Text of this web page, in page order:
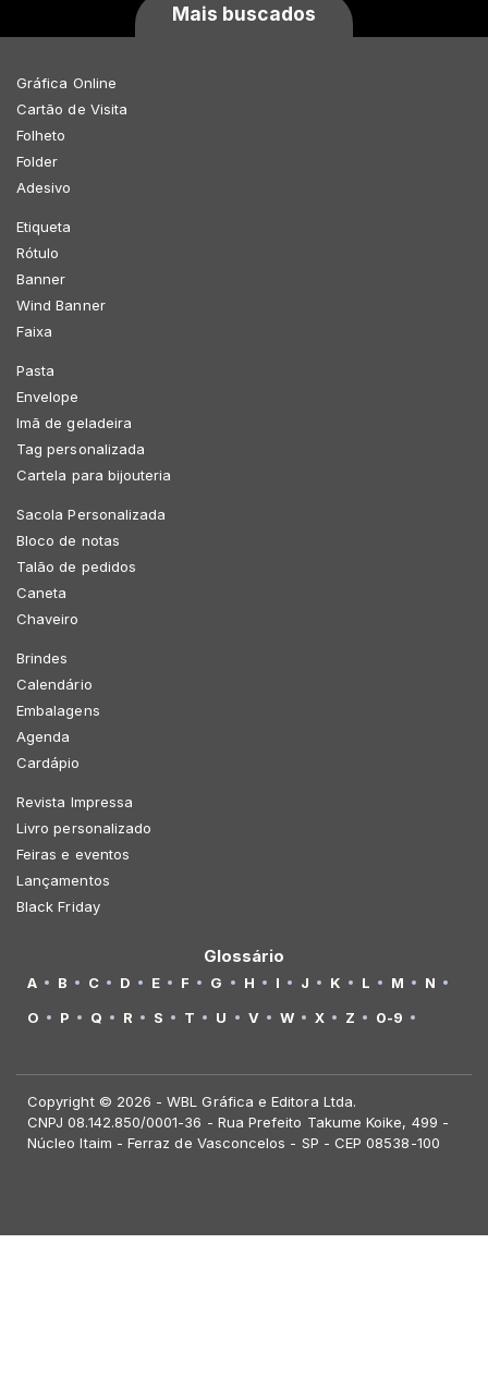
Mais buscados
Gráfica Online
Cartão de Visita
Folheto
Folder
Adesivo
Etiqueta
Rótulo
Banner
Wind Banner
Faixa
Pasta
Envelope
Imã de geladeira
Tag personalizada
Cartela para bijouteria
Sacola Personalizada
Bloco de notas
Talão de pedidos
Caneta
Chaveiro
Brindes
Calendário
Embalagens
Agenda
Cardápio
Revista Impressa
Livro personalizado
Feiras e eventos
Lançamentos
Black Friday
Glossário
A B C D E F G H I J K L M
N
O
P Q R S T U V W X Z 0-9
Copyright © 2026 - WBL Gráfica e Editora Ltda.
CNPJ 08.142.850/0001-36 - Rua Prefeito Takume Koike, 499 -
Núcleo Itaim - Ferraz de Vasconcelos - SP - CEP 08538-100